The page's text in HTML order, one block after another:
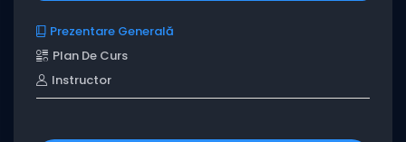
Prezentare Generală
Plan De Curs
Instructor